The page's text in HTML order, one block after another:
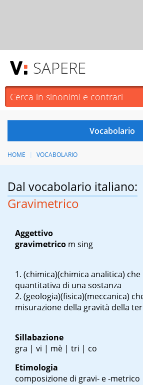
SAPERE
HOME VOCABOLARIO
Dal vocabolario italiano:
Gravimetrico
Aggettivo
gravimetrico m sing
(chimica)(chimica analitica)
quantitativa di una sostanza
(geologia)(fisica)(meccanica)
misurazione della gravità della
Sillabazione
gra | vi | mè | tri | co
Etimologia
composizione di gravi- e -metrico